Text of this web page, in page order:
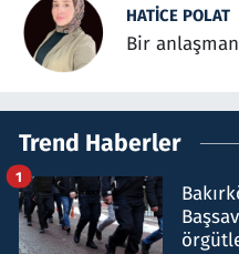
HATICE POLAT
Bir
Trend Haberler
1